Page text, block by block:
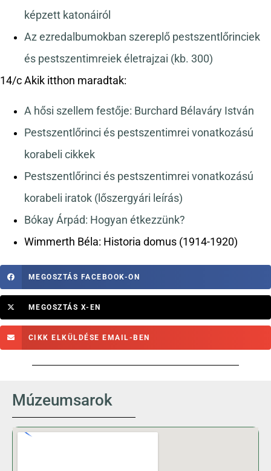
képzett katonáiról
Az ezredalbumokban szereplő pestszentlőrinciek
és pestszentimreiek életrajzai (kb. 300)
14/c Akik itthon maradtak:
A hősi szellem festője: Burchard Bélaváry István
Pestszentlőrinci és pestszentimrei vonatkozású
korabeli cikkek
Pestszentlőrinci és pestszentimrei vonatkozású
korabeli iratok (lőszergyári leírás)
Bókay Árpád: Hogyan étkezzünk?
Wimmerth Béla: Historia domus (1914-1920)
MEGOSZTÁS FACEBOOK-ON
MEGOSZTÁS X-EN
CIKK ELKÜLDÉSE EMAIL-BEN
Múzeumsarok